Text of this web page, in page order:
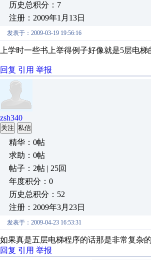
历史总积分：7
注册：2009年1月13日
发表于：2009-03-19 19:56:16
上学时一些书上举得例子好像就是5层电
回复 引用 举报
zsh340
关注 私信
精华：0帖
求助：0帖
帖子：2帖 | 25回
年度积分：0
历史总积分：52
注册：2009年3月23日
发表于：2009-04-23 16:53:31
如果真是五层电梯程序的话那是非常复杂
回复 引用 举报